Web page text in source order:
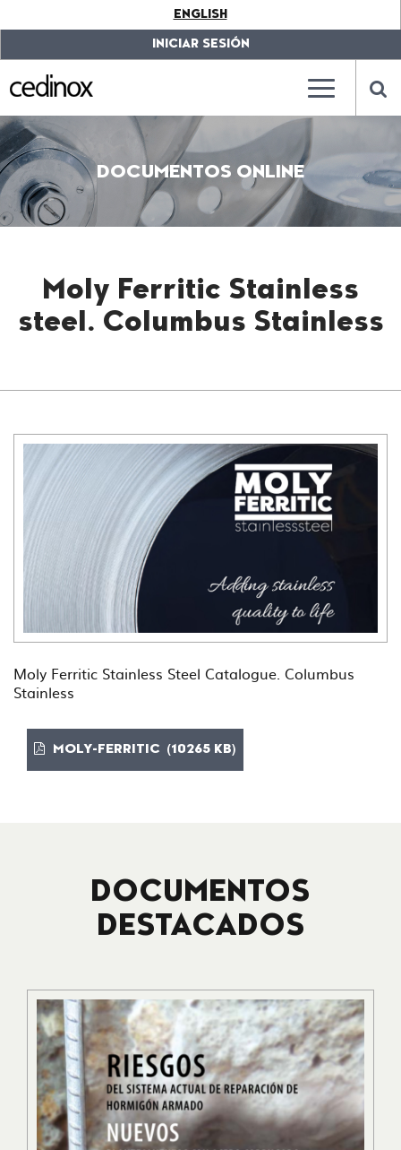
label.access.jump.content???
???
label.access.jump.header???
label.access.jump.footer???
???
label.access.jump.menu???
ENGLISH
INICIAR SESIÓN
???
???
DOCUMENTOS ONLINE
Moly Ferritic Stainless
steel. Columbus Stainless
Moly Ferritic Stainless Steel Catalogue. Columbus
Stainless
MOLY-FERRITIC (10265 KB)
DOCUMENTOS
DESTACADOS